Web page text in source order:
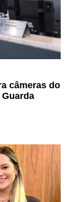
câmeras do